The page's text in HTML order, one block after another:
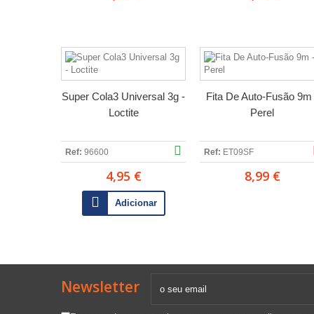
Super Cola3 Universal 3g -
Loctite
Ref: 96600
4,95 €
Adicionar
Fita De Auto-Fusão 9m
Perel
Ref: ET09SF
8,99 €
Newsletter